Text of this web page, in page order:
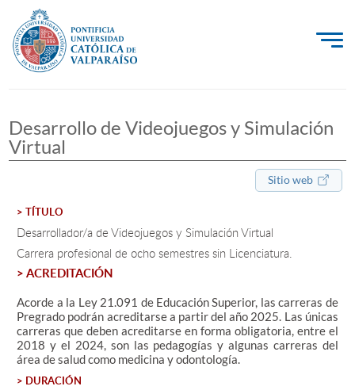
Investigación, Creación e Innovación
PUCV Internacional
Admisión
Postgrado
Formación Continua
Desarrollo de Videojuegos y Simulación
Virtual
Sitio web
> TÍTULO
Desarrollador/a de Videojuegos y Simulación Virtual
Carrera profesional de ocho semestres sin Licenciatura.
> ACREDITACIÓN
Acorde a la Ley 21.091 de Educación Superior, las carreras de
Pregrado podrán acreditarse a partir del año 2025. Las únicas
carreras que deben acreditarse en forma obligatoria, entre el
2018 y el 2024, son las pedagogías y algunas carreras del
área de salud como medicina y odontología.
> DURACIÓN